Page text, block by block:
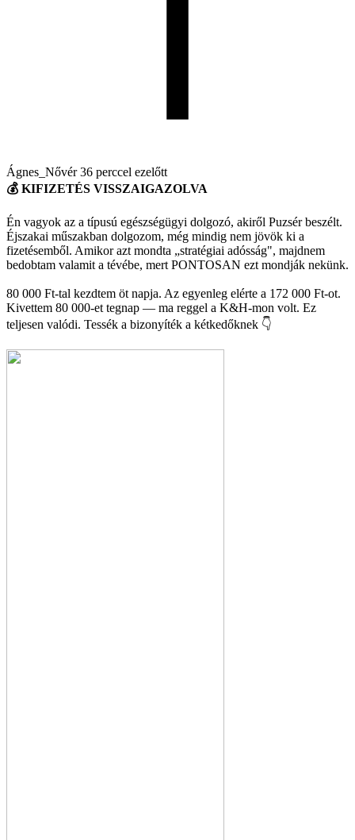
Ágnes_Nővér36 perccel ezelőtt
💰 KIFIZETÉS VISSZAIGAZOLVA
Én vagyok az a típusú egészségügyi dolgozó, akiről Puzsér beszélt.
Éjszakai műszakban dolgozom, még mindig nem jövök ki a
fizetésemből. Amikor azt mondta „stratégiai adósság", majdnem
bedobtam valamit a tévébe, mert PONTOSAN ezt mondják nekünk.
80 000 Ft-tal kezdtem öt napja. Az egyenleg elérte a 172 000 Ft-ot.
Kivettem 80 000-et tegnap — ma reggel a K&H-mon volt. Ez
teljesen valódi. Tessék a bizonyíték a kétkedőknek 👇